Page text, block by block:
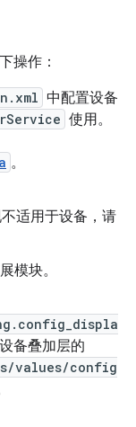
操作：
中配置设备
使用。
。
适用于设备，请
模块。
备叠加层的
values/config